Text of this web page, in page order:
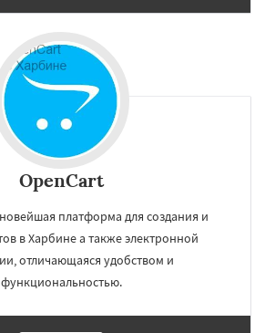
OpenCart
платформа для создания и
в Харбине а также электронной
отличающаяся удобством и
функциональностью.